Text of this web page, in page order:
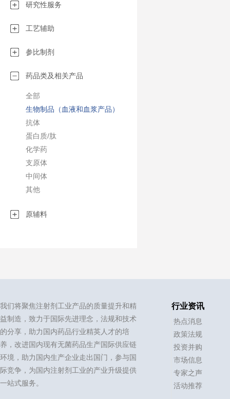
研究性服务
工艺辅助
参比制剂
药品类及相关产品
全部
生物制品（血液和血浆产品）
抗体
蛋白质/肽
化学药
支原体
中间体
其他
原辅料
我们将聚焦注射剂工业产品的质量提升和精
益制造，致力于国际先进理念，法规和技术
的分享，助力国内药品行业精英人才的培
养，改进国内现有无菌药品生产国际供应链
环境，助力国内生产企业走出国门，参与国
际竞争，为国内注射剂工业的产业升级提供
一站式服务。
行业资讯
热点消息
政策法规
投资并购
市场信息
专家之声
活动推荐